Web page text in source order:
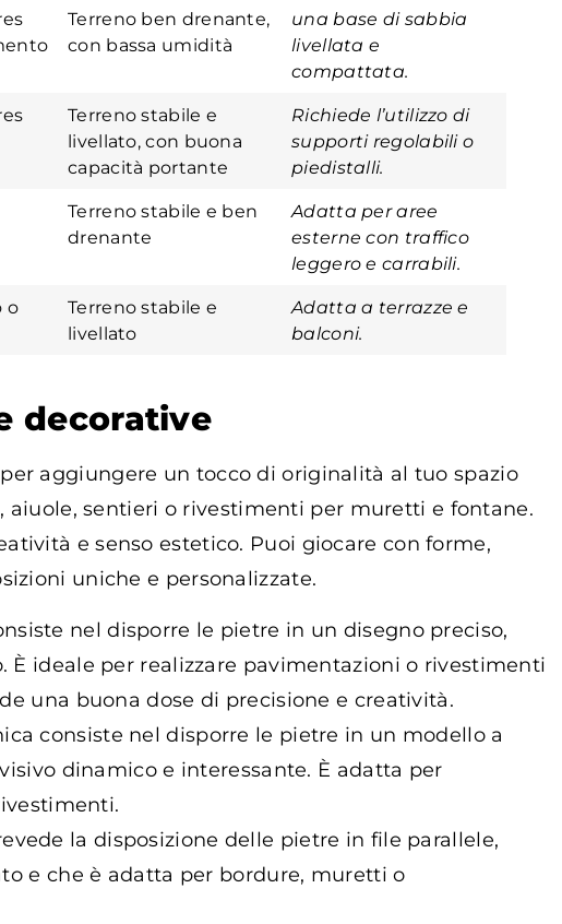
Terreno ben drenante,
con bassa umidità
una base di sabbia
livellata e
compattata.
Terreno stabile e
livellato, con buona
capacità portante
Richiede l’utilizzo di
supporti regolabili o
piedistalli.
Terreno stabile e ben
drenante
Adatta per aree
esterne con traffico
leggero e carrabili.
o
Terreno stabile e
livellato
Adatta a terrazze e
balconi.
decorative
aggiungere un tocco di originalità al tuo spazio
aiuole, sentieri o rivestimenti per muretti e fontane.
e senso estetico. Puoi giocare con forme,
uniche e personalizzate.
nel disporre le pietre in un disegno preciso,
È ideale per realizzare pavimentazioni o rivestimenti
una buona dose di precisione e creatività.
consiste nel disporre le pietre in un modello a
dinamico e interessante. È adatta per
la disposizione delle pietre in file parallele,
e che è adatta per bordure, muretti o